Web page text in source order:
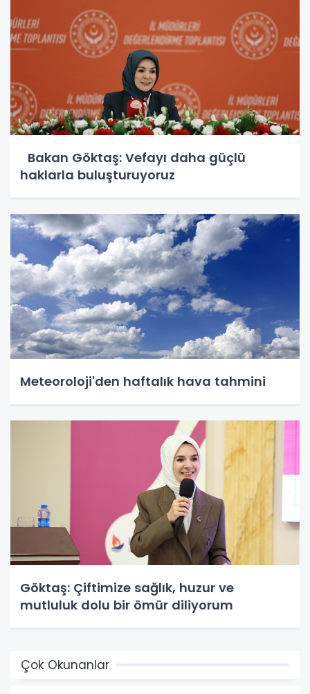
Bakan Göktaş: Vefayı daha güçlü
haklarla buluşturuyoruz
Meteoroloji'den haftalık hava tahmini
Göktaş: Çiftimize sağlık, huzur ve
mutluluk dolu bir ömür diliyorum
Çok Okunanlar